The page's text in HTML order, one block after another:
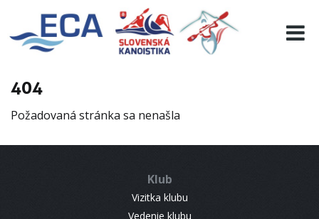
404
Požadovaná stránka sa nenašla
Klub
Vizitka klubu
Vedenie klubu
EURO 19
INFO
RESULTS
CONTACT